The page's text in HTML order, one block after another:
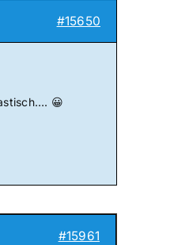
#15650
😀
#15961